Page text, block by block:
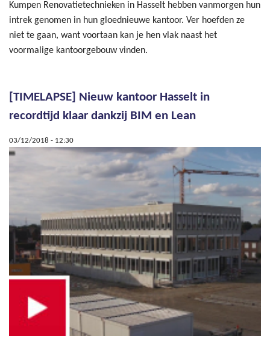
Kumpen Renovatietechnieken in Hasselt hebben vanmorgen hun
intrek genomen in hun gloednieuwe kantoor. Ver hoefden ze
niet te gaan, want voortaan kan je hen vlak naast het
voormalige kantoorgebouw vinden.
[TIMELAPSE] Nieuw kantoor Hasselt in
recordtijd klaar dankzij BIM en Lean
03/12/2018 - 12:30